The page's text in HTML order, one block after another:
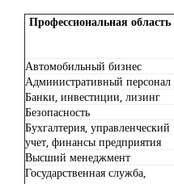
Профессиональная область
Автомобильный бизнес
Административный персонал
Банки, инвестиции, лизинг
Безопасность
Бухгалтерия, управленческий
учет, финансы предприятия
Высший менеджмент
Государственная служба,